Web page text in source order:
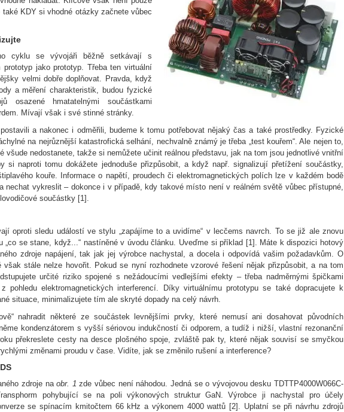
KDY si vhodné otázky začnete vůbec
cyklu se vývojáři běžně setkávají s
prototyp jako prototyp. Třeba ten virtuální
velmi dobře doplňovat. Pravda, když
a měření charakteristik, budou fyzické
osazené hmatatelnými součástkami
Mívají však i své stinné stránky.
a nakonec i odměřili, budeme k tomu potřebovat nějaký čas a také prostředky. Fyzické
na nejrůznější katastrofická selhání, nechvalně známý je třeba „test kouřem“. Ale nejen to,
všude nedostanete, takže si nemůžete učinit reálnou představu, jak na tom jsou jednotlivé vnitřní
si naproti tomu dokážete jednoduše přizpůsobit, a když např. signalizují přetížení součástky,
kouře. Informace o napětí, proudech či elektromagnetických polích lze v každém bodě
nechat vykreslit – dokonce i v případě, kdy takové místo není v reálném světě vůbec přístupné,
součástky [1].
oproti sledu událostí ve stylu „zapájíme to a uvidíme“ v lecčems navrch. To se již ale znovu
„co se stane, když...“ nastíněné v úvodu článku. Uveďme si příklad [1]. Máte k dispozici hotový
zdroje napájení, tak jak jej výrobce nachystal, a docela i odpovídá vašim požadavkům. O
však stále nelze hovořit. Pokud se nyní rozhodnete vzorové řešení nějak přizpůsobit, a na tom
určité riziko spojené s nežádoucími vedlejšími efekty – třeba nadměrnými špičkami
pohledu elektromagnetických interferencí. Díky virtuálnímu prototypu se také dopracujete k
situace, minimalizujete tím ale skryté dopady na celý návrh.
nahradit některé ze součástek levnějšími prvky, které nemusí ani dosahovat původních
kondenzátorem s vyšší sériovou indukčností či odporem, a tudíž i nižší, vlastní rezonanční
překreslete cesty na desce plošného spoje, zvláště pak ty, které nějak souvisí se smyčkou
změnami proudu v čase. Vidíte, jak se změnilo rušení a interference?
zdroje naobr. 1zde vůbec není náhodou. Jedná se o vývojovou desku TDTTP4000W066C-
pohybující se na poli výkonových struktur GaN. Výrobce ji nachystal pro účely
se spínacím kmitočtem 66 kHz a výkonem 4000 wattů [2]. Uplatní se při návrhu zdrojů